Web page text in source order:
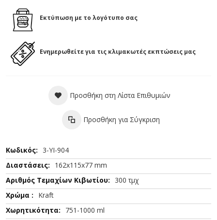
Εκτύπωση με το λογότυπο σας
Ενημερωθείτε για τις κλιμακωτές εκπτώσεις μας
Προσθήκη στη Λίστα Επιθυμιών
Προσθήκη για Σύγκριση
Περισσότερες
Πληροφορίες
3-YI-904
162x115x77 mm
300 τμχ
Kraft
751-1000 ml